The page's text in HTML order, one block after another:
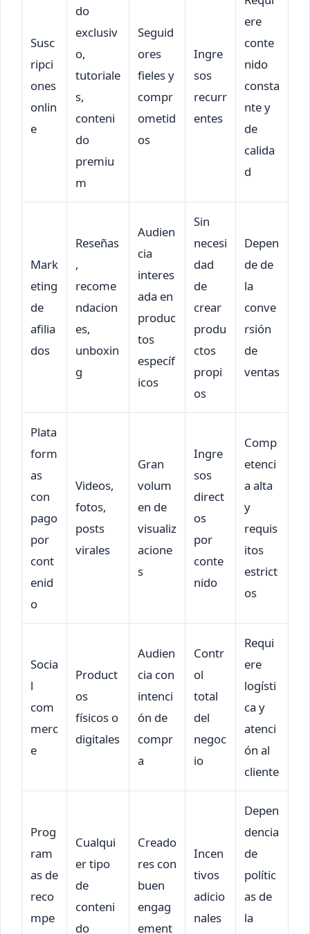
Susc
ripci
ones
onlin
e
do
exclusiv
o,
tutoriale
s,
conteni
do
premiu
m
Seguid
ores
fieles y
compr
ometid
os
Ingre
sos
recurr
entes
ere
conte
nido
consta
nte y
de
calida
d
Mark
eting
de
afilia
dos
Reseñas
,
recome
ndacion
es,
unboxin
g
Audien
cia
interes
ada en
produc
tos
específ
icos
Sin
necesi
dad
de
crear
produ
ctos
propi
os
Depen
de de
la
conve
rsión
de
ventas
Plata
form
as
con
pago
por
cont
enid
o
Videos,
fotos,
posts
virales
Gran
volum
en de
visualiz
acione
s
Ingre
sos
direct
os
por
conte
nido
Comp
etenci
a alta
y
requis
itos
estrict
os
Socia
l
com
merc
e
Product
os
físicos o
digitales
Audien
cia con
intenci
ón de
compr
a
Contr
ol
total
del
negoc
io
Requi
ere
logísti
ca y
atenci
ón al
cliente
Prog
ram
as de
reco
mpe
Cualqui
er tipo
de
conteni
do
Creado
res con
buen
engag
ement
Incen
tivos
adicio
nales
Depen
dencia
de
polític
as de
la